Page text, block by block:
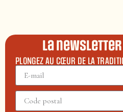
La
PLONGEZ AU CŒUR DE LA